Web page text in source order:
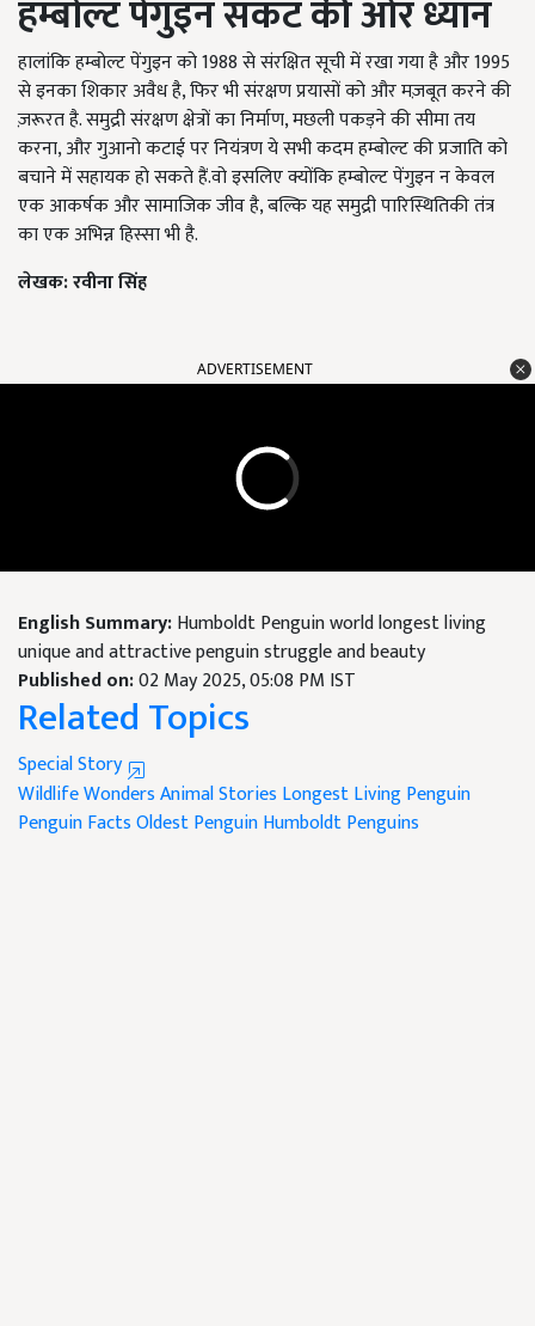
हम्बोल्ट पेंगुइन संकट की ओर ध्यान
हालांकि हम्बोल्ट पेंगुइन को 1988 से संरक्षित सूची में रखा गया है और 1995
से इनका शिकार अवैध है, फिर भी संरक्षण प्रयासों को और मज़बूत करने की
ज़रूरत है. समुद्री संरक्षण क्षेत्रों का निर्माण, मछली पकड़ने की सीमा तय
करना, और गुआनो कटाई पर नियंत्रण ये सभी कदम हम्बोल्ट की प्रजाति को
बचाने में सहायक हो सकते हैं.वो इसलिए क्योंकि हम्बोल्ट पेंगुइन न केवल
एक आकर्षक और सामाजिक जीव है, बल्कि यह समुद्री पारिस्थितिकी तंत्र
का एक अभिन्न हिस्सा भी है.
लेखक: रवीना सिंह
ADVERTISEMENT
English Summary:Humboldt Penguin world longest living
unique and attractive penguin struggle and beauty
Published on:02 May 2025, 05:08 PM IST
Related Topics
Special Story
Wildlife WondersAnimal Stories Longest Living Penguin
Penguin FactsOldest PenguinHumboldt Penguins